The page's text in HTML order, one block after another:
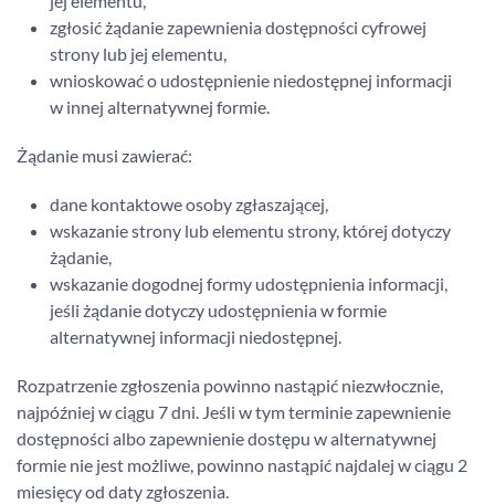
zgłosić żądanie zapewnienia dostępności cyfrowej
strony lub jej elementu,
wnioskować o udostępnienie niedostępnej informacji
w innej alternatywnej formie.
Żądanie musi zawierać:
dane kontaktowe osoby zgłaszającej,
wskazanie strony lub elementu strony, której dotyczy
żądanie,
wskazanie dogodnej formy udostępnienia informacji,
jeśli żądanie dotyczy udostępnienia w formie
alternatywnej informacji niedostępnej.
Rozpatrzenie zgłoszenia powinno nastąpić niezwłocznie,
najpóźniej w ciągu 7 dni. Jeśli w tym terminie zapewnienie
dostępności albo zapewnienie dostępu w alternatywnej
formie nie jest możliwe, powinno nastąpić najdalej w ciągu 2
miesięcy od daty zgłoszenia.